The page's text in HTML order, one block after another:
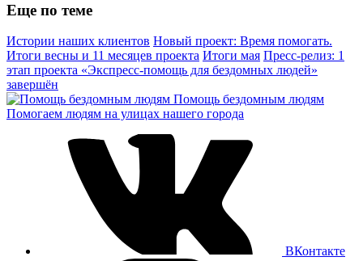
Еще по теме
Истории наших клиентов Новый проект: Время помогать.
Итоги весны и 11 месяцев проекта Итоги мая Пресс-релиз: 1
этап проекта «Экспресс-помощь для бездомных людей»
завершён
Помощь бездомным людям
Помогаем людям на улицах нашего города
ВКонтакте